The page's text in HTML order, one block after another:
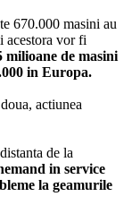
670.000 masini au
acestora vor fi
milioane de masini
in Europa.
actiunea
de la
in service
la geamurile